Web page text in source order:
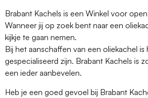
Brabant Kachels is een Winkel voor
Wanneer jij op zoek bent naar een
kijkje te gaan nemen.
Bij het aanschaffen van een oliekachel
gespecialiseerd zijn. Brabant Kachels is
een ieder aanbevelen.
Heb je een goed gevoel bij Brabant